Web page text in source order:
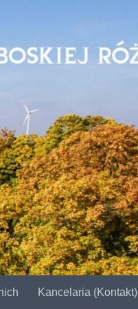
Kancelaria (Kontakt)